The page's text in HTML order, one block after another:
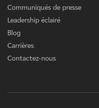
Communiqués de presse
Leadership éclairé
Blog
Carrières
Contactez-nous